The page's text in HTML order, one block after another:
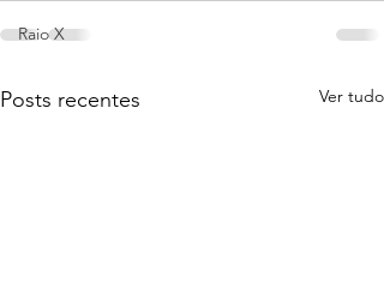
Raio X
Posts recentes Ver tudo